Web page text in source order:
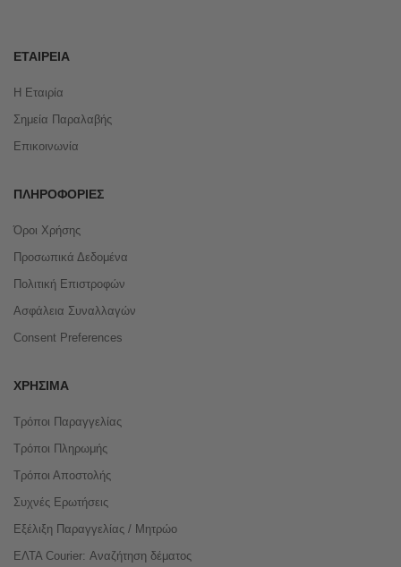
ΕΤΑΙΡΕΊΑ
Η Εταιρία
Σημεία Παραλαβής
Επικοινωνία
ΠΛΗΡΟΦΟΡΊΕΣ
Όροι Χρήσης
Προσωπικά Δεδομένα
Πολιτική Επιστροφών
Ασφάλεια Συναλλαγών
Consent Preferences
ΧΡΉΣΙΜΑ
Τρόποι Παραγγελίας
Τρόποι Πληρωμής
Τρόποι Αποστολής
Συχνές Ερωτήσεις
Εξέλιξη Παραγγελίας / Μητρώο
ΕΛΤΑ Courier: Αναζήτηση δέματος